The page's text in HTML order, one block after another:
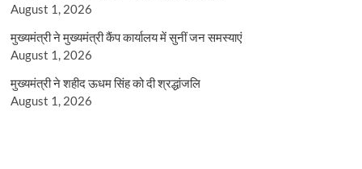
August 1, 2026
मुख्यमंत्री ने मुख्यमंत्री कैंप कार्यालय में सुनीं जन समस्याएं
August 1, 2026
मुख्यमंत्री ने शहीद ऊधम सिंह को दी श्रद्धांजलि
August 1, 2026